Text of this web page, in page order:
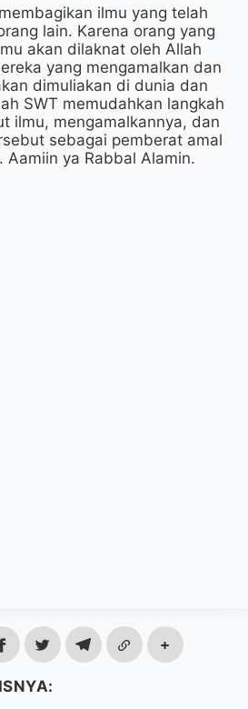
ilmu yang telah
lain. Karena orang yang
akan dilaknat oleh Allah
yang mengamalkan dan
dimuliakan di dunia dan
SWT memudahkan langkah
ilmu, mengamalkannya, dan
sebagai pemberat amal
Aamiin ya Rabbal Alamin.